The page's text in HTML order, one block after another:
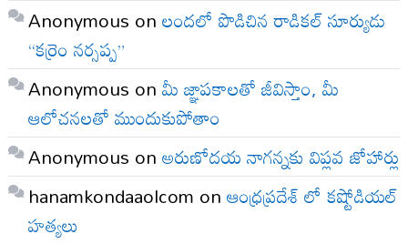
Anonymous onలందలో పొడిచిన రాడికల్ సూర్యుడు
“కర్రెం నర్సప్ప”
Anonymous onమీ జ్ఞాపకాలతో జీవిస్తాం, మీ
ఆలోచనలతో ముందుకుపోతాం
Anonymous onఅరుణోదయ నాగన్నకు విప్లవ జోహార్లు
hanamkondaaolcom onఆంధ్రప్రదేశ్ లో కష్టోడియల్
హత్యలు